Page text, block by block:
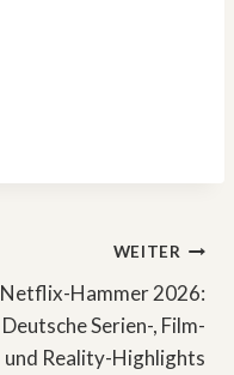
WEITER
Netflix-Hammer 2026:
Deutsche Serien-, Film-
und Reality-Highlights